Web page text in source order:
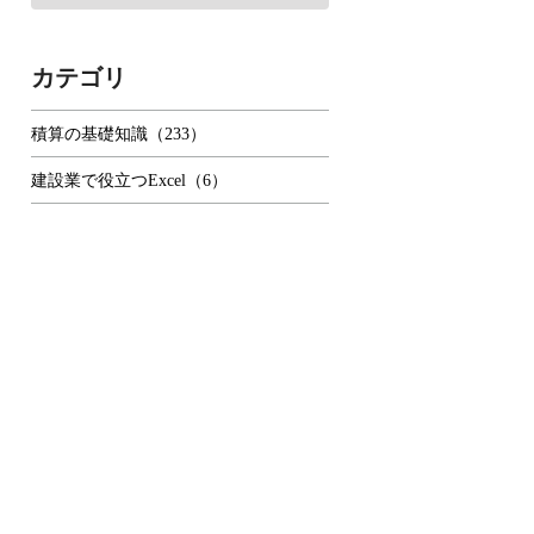
カテゴリ
積算の基礎知識（233）
建設業で役立つExcel（6）